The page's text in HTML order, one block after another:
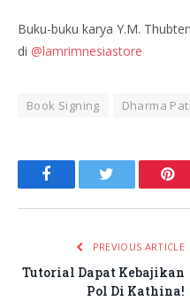
Buku-buku karya Y.M.
di @lamrimnesiastore
Book Signing Dharma
FacebookTwitter
PREVIOUS ARTICLE
Tutorial Dapat Kebajikan
Pol Di Kathina!